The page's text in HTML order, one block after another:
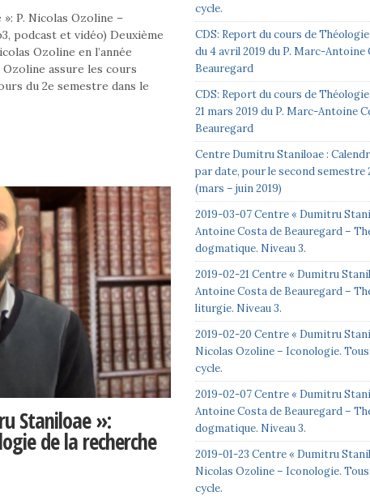
P. Nicolas Ozoline –
podcast et vidéo) Deuxième
Ozoline en l’année
Ozoline assure les cours
du 2e semestre dans le
Staniloae »:
de la recherche
cycle.
CDS: Report du cours de
du 4 avril 2019 du P. Marc-Antoine
Beauregard
CDS: Report du cours de
21 mars 2019 du P. Marc-Antoine
Beauregard
Centre Dumitru Staniloae :
par date, pour le second semestre
(mars – juin 2019)
2019-03-07 Centre « Dumitru
Antoine Costa de Beauregard –
dogmatique. Niveau 3.
2019-02-21 Centre « Dumitru
Antoine Costa de Beauregard –
liturgie. Niveau 3.
2019-02-20 Centre « Dumitru
Nicolas Ozoline – Iconologie. Tous
cycle.
2019-02-07 Centre « Dumitru
Antoine Costa de Beauregard –
dogmatique. Niveau 3.
2019-01-23 Centre « Dumitru
Nicolas Ozoline – Iconologie. Tous
cycle.